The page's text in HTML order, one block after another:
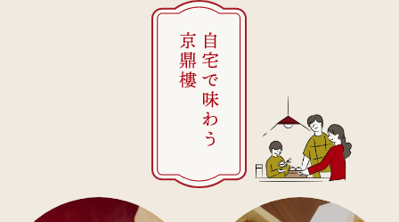
何でもない日にも、ふらっと立ち寄れるフードコート店舗。京
鼎樓の小籠包を気軽に楽しめます。お買い物ついでのランチの
#お一人でも